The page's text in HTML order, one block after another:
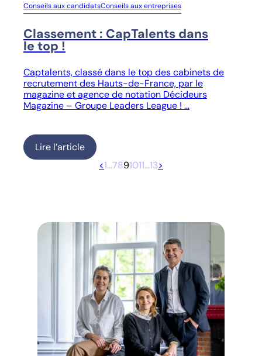
Conseils aux candidatsConseils aux entreprises
Classement : CapTalents dans
le top !
Captalents, classé dans le top des cabinets de
recrutement des Hauts-de-France, par le
magazine et agence de notation Décideurs
Magazine – Groupe Leaders League ! …
Lire l’article
<1…7891011…13>